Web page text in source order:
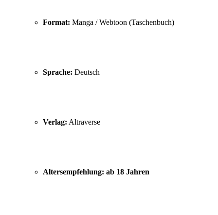
Format: Manga / Webtoon (Taschenbuch)
Sprache: Deutsch
Verlag: Altraverse
Altersempfehlung: ab 18 Jahren